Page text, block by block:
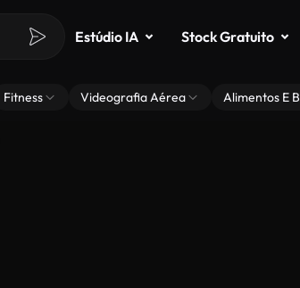
Estúdio IA Stock Gratuito
Fitness Videografia Aérea Alimentos E